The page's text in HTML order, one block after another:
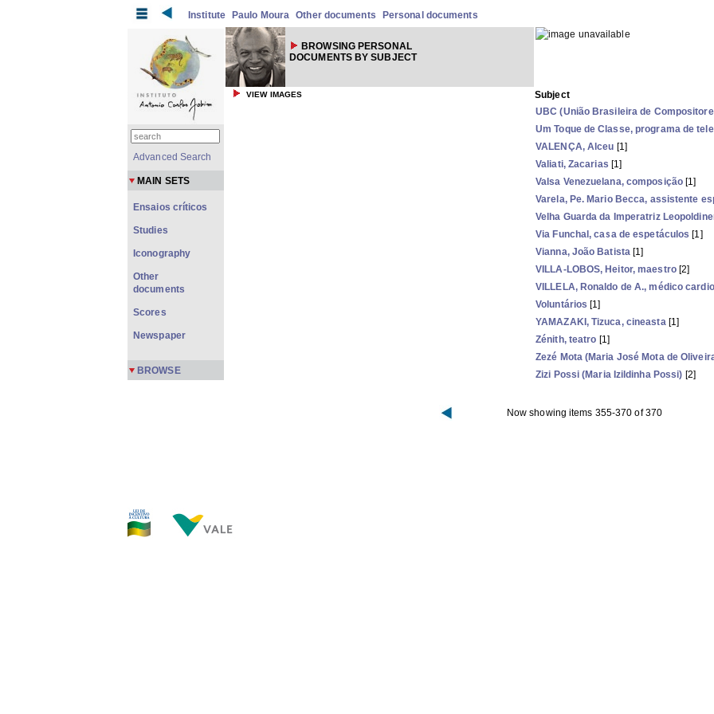
Institute Paulo Moura Other documents Personal documents
BROWSING PERSONAL
DOCUMENTS BY SUBJECT
VIEW IMAGES
Subject
UBC (União Brasileira de
Um Toque de Classe, programa de
VALENÇA, Alceu [1]
Valiati, Zacarias [1]
Valsa Venezuelana, composição[1]
Varela, Pe. Mario Becca, assistente
Velha Guarda da Imperatriz
Via Funchal, casa de espetáculos [1]
Vianna, João Batista [1]
VILLA-LOBOS, Heitor, maestro[2]
VILLELA, Ronaldo de A., médico
Voluntários [1]
YAMAZAKI, Tizuca, cineasta[1]
Zénith, teatro [1]
Zezé Mota (Maria José Mota de
Zizi Possi (Maria Izildinha Possi) [2]
Now showing items 355-370 of 370
Advanced Search
MAIN SETS
Ensaios críticos
Studies
Iconography
Other
documents
Scores
Newspaper
BROWSE